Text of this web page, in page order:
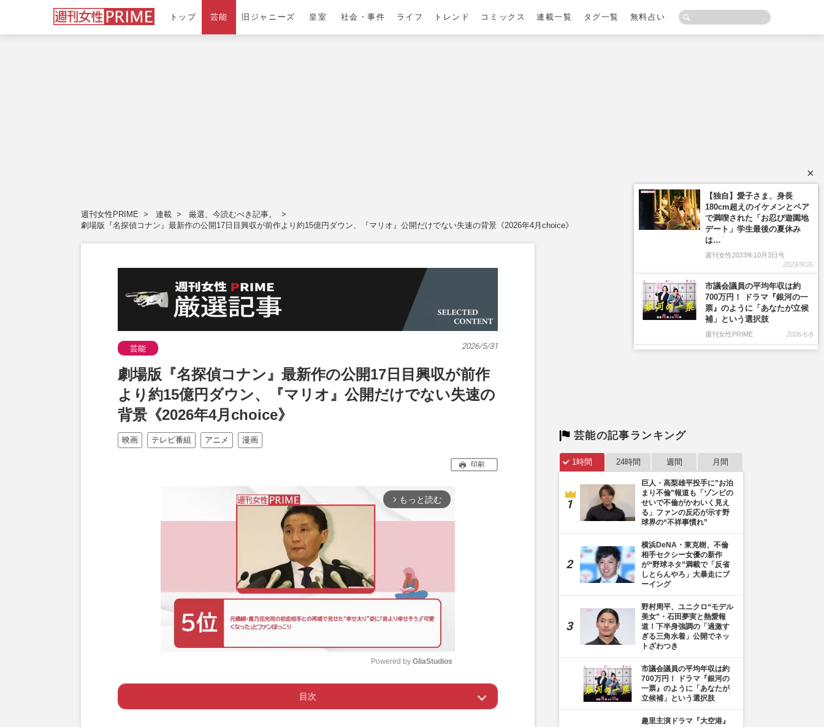
トップ 芸能 旧ジャニーズ 皇室 社会・事件 ライフ トレンド コミックス 連載一覧 タグ一覧 無料占い
週刊女性PRIME 連載
厳選、今読むべき記事。
劇場版『名探偵コナン』最新作の公開17日目興収が前作より約15億円ダウン、『マリオ』公開だけでない失速の背景《2026年4月choice》
芸能 2026/5/31
劇場版『名探偵コナン』最新作の公開17日目興収が前作
より約15億円ダウン、『マリオ』公開だけでない失速の
背景《2026年4月choice》
映画 テレビ番組 アニメ 漫画
印刷
arrow_forward_ios もっと読む
Powered by GliaStudios
目次
芸能の記事ランキング
1時間 24時間 週間 月間
巨人・高梨雄平投手に”お泊
まり不倫”報道も「ゾンビの
せいで不倫がかわいく見え
る」ファンの反応が示す野
球界の“不祥事慣れ”
横浜DeNA・東克樹、不倫
相手セクシー女優の新作
が“野球ネタ”満載で「反省
しとらんやろ」大暴走にブ
ーイング
野村周平、ユニクロ“モデル
美女”・石田夢実と熱愛報
道！下半身強調の「過激す
ぎる三角水着」公開でネッ
トざわつき
市議会議員の平均年収は約
700万円！ ドラマ『銀河の
一票』のように「あなたが
立候補」という選択肢
趣里主演ドラマ『大空港』
×